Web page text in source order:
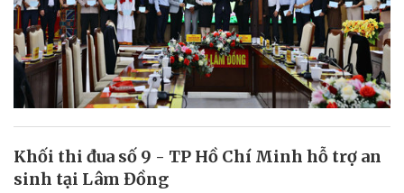
Khối thi đua số 9 - TP Hồ Chí Minh hỗ trợ an
sinh tại Lâm Đồng